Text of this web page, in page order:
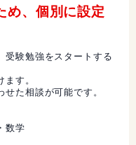
、個別に設定
験勉強をスタートする
す。
た相談が可能です。
数学